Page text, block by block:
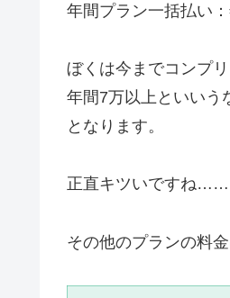
年間プラン一括払い
ぼくは今までコンプ
年間7万以上といいう
となります。
正直キツいですね……
その他のプランの料